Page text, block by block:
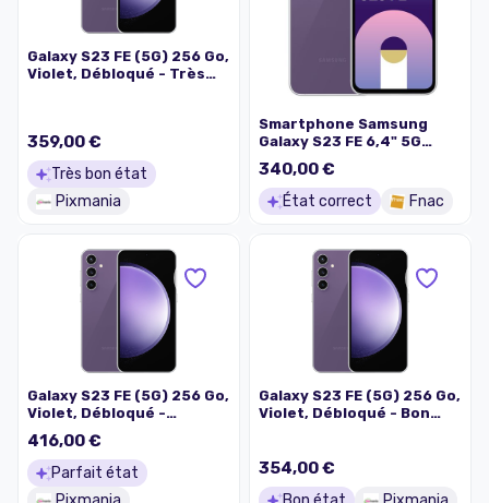
Galaxy S23 FE (5G) 256 Go,
Violet, Débloqué - Très
359,00 €
Très bon état
Pixmania
Smartphone Samsung
Galaxy S23 FE 6,4" 5G
Double nano SIM 256 Go
Violet
340,00 €
État correct Fnac
Galaxy S23 FE (5G) 256 Go,
Violet, Débloqué -
Excellent état
416,00 €
Parfait état
Galaxy S23 FE (5G) 256 Go,
Violet, Débloqué - Bon
354,00 €